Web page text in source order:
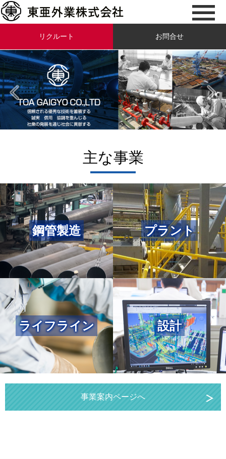
リクルート お問合せ
主な事業
鋼管製造 プラント
ライフライン 設計
事業案内ページへ